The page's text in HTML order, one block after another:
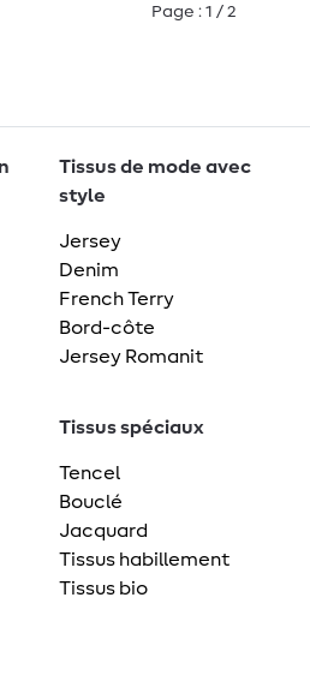
Page : 1 / 2
Tissus de mode avec
style
Jersey
Denim
French Terry
Bord-côte
Jersey Romanit
Tissus spéciaux
Tencel
Bouclé
Jacquard
Tissus habillement
Tissus bio